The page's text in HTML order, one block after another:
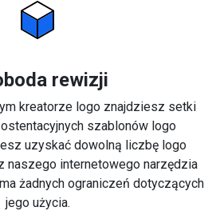
rewizji
kreatorze logo znajdziesz setki
szablonów logo
uzyskać dowolną liczbę logo
naszego internetowego narzędzia
żadnych ograniczeń dotyczących
jego użycia.